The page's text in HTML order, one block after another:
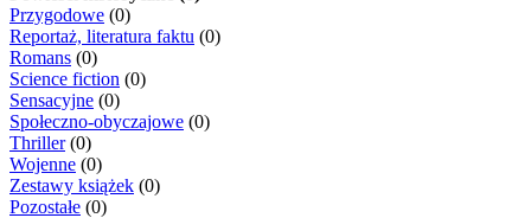
Przygodowe (0)
Reportaż, literatura faktu (0)
Romans (0)
Science fiction (0)
Sensacyjne (0)
Społeczno-obyczajowe (0)
Thriller(0)
Wojenne (0)
Zestawy książek (0)
Pozostałe (0)